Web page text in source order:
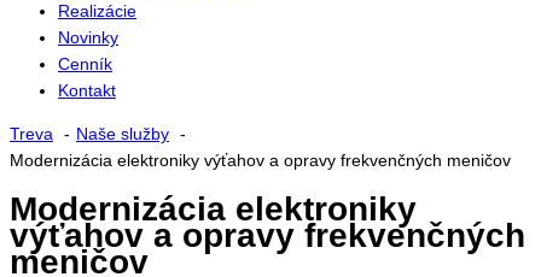
Realizácie
Novinky
Cenník
Kontakt
Treva
Naše služby
Modernizácia elektroniky výťahov a opravy frekvenčných meničov
Modernizácia elektroniky
výťahov a opravy frekvenčných
meničov